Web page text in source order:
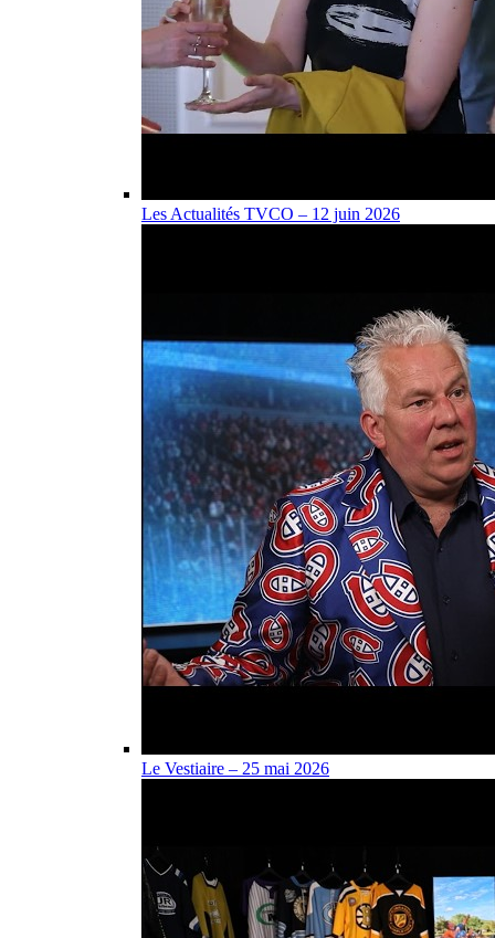
Les Actualités TVCO – 12 juin 2026
Le Vestiaire – 25 mai 2026